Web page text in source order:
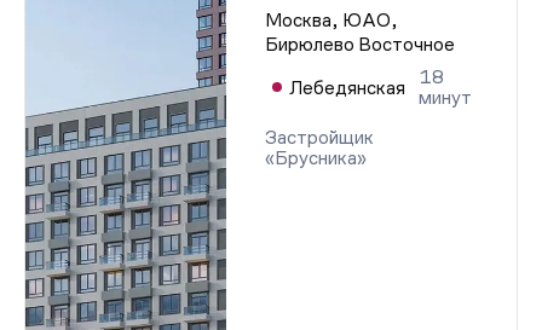
Москва, ЮАО,
Бирюлево Восточное
Лебедянская
18
минут
Застройщик
«Брусника»